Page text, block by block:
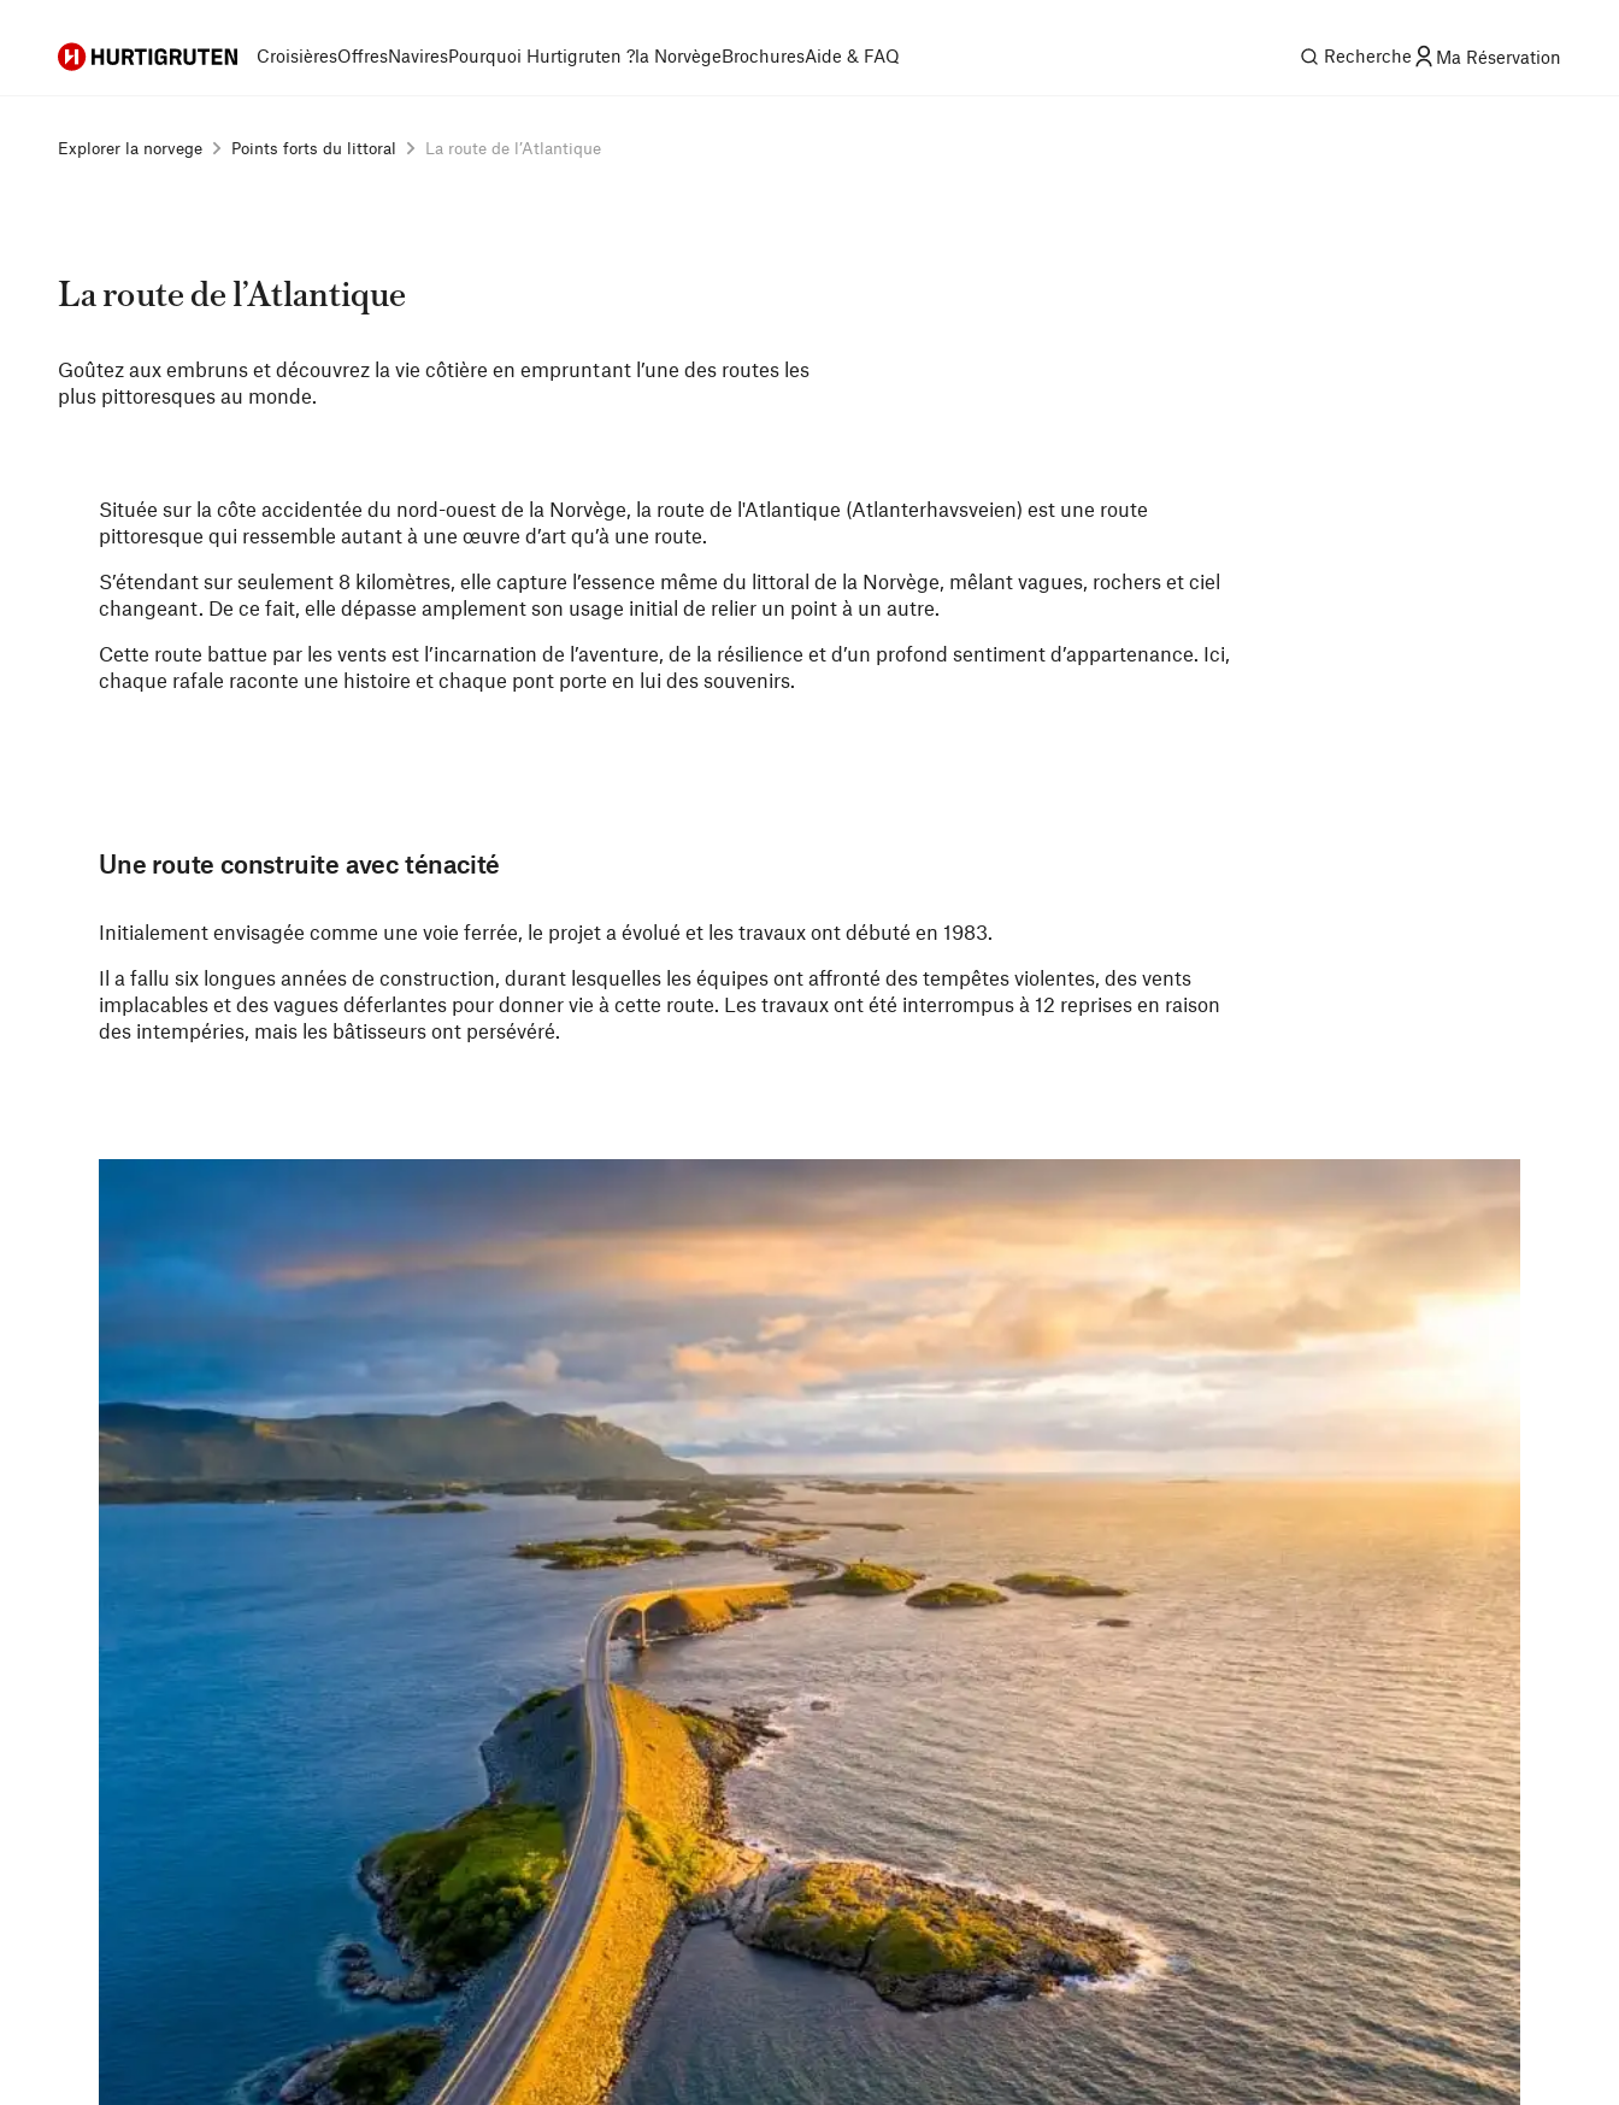
Hurtigruten CroisièresOffresNaviresPourquoi Hurtigruten ?la NorvègeBrochuresAide & FAQ Recherche Ma Réservation
Explorer la norvege Points forts du littoral La route de l’Atlantique
La route de l’Atlantique
Goûtez aux embruns et découvrez la vie côtière en empruntant l’une des routes les
plus pittoresques au monde.
Située sur la côte accidentée du nord-ouest de la Norvège, la route de l'Atlantique (Atlanterhavsveien) est une route
pittoresque qui ressemble autant à une œuvre d’art qu’à une route.
S’étendant sur seulement 8 kilomètres, elle capture l’essence même du littoral de la Norvège, mêlant vagues, rochers et ciel
changeant. De ce fait, elle dépasse amplement son usage initial de relier un point à un autre.
Cette route battue par les vents est l’incarnation de l’aventure, de la résilience et d’un profond sentiment d’appartenance. Ici,
chaque rafale raconte une histoire et chaque pont porte en lui des souvenirs.
Une route construite avec ténacité
Initialement envisagée comme une voie ferrée, le projet a évolué et les travaux ont débuté en 1983.
Il a fallu six longues années de construction, durant lesquelles les équipes ont affronté des tempêtes violentes, des vents
implacables et des vagues déferlantes pour donner vie à cette route. Les travaux ont été interrompus à 12 reprises en raison
des intempéries, mais les bâtisseurs ont persévéré.